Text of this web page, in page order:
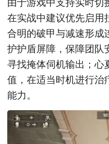
在实战中建议优先启用
合明的破甲与减速形成
护护盾屏障，保障团队
寻找掩体伺机输出；心
值，在适当时机进行治
能力。